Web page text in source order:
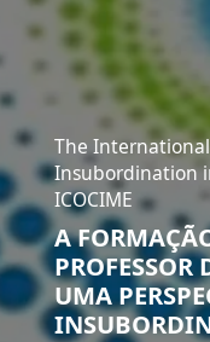
The
Insubordination
ICOCIME
A
UMA